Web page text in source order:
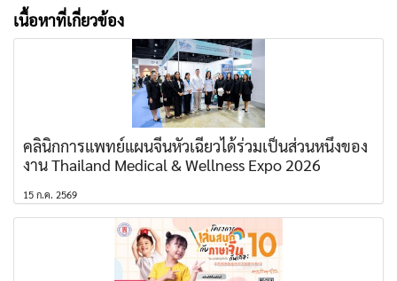
เนื้อหาที่เกี่ยวข้อง
คลินิกการแพทย์แผนจีนหัวเฉียวได้ร่วมเป็นส่วนหนึ่งของ
งาน Thailand Medical & Wellness Expo 2026
15 ก.ค. 2569